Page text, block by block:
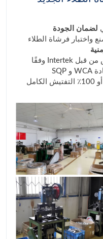
لضمان الجودة
صنع واختبار فرشاة الطلاء
ج- تمت الموافقة على مصنع الفرش من قبل Intertek وفقًا
يمكننا تنفيذ 20٪ فحص أخذ العينات أو 100٪ التفتيش الكامل